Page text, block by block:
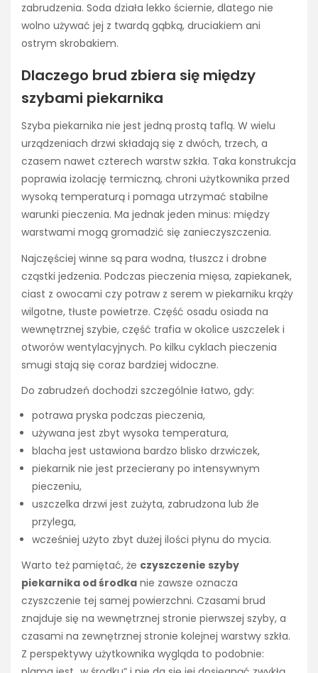
zabrudzenia. Soda działa lekko ściernie, dlatego nie
wolno używać jej z twardą gąbką, druciakiem ani
ostrym skrobakiem.
Dlaczego brud zbiera się między
szybami piekarnika
Szyba piekarnika nie jest jedną prostą taflą. W wielu
urządzeniach drzwi składają się z dwóch, trzech, a
czasem nawet czterech warstw szkła. Taka konstrukcja
poprawia izolację termiczną, chroni użytkownika przed
wysoką temperaturą i pomaga utrzymać stabilne
warunki pieczenia. Ma jednak jeden minus: między
warstwami mogą gromadzić się zanieczyszczenia.
Najczęściej winne są para wodna, tłuszcz i drobne
cząstki jedzenia. Podczas pieczenia mięsa, zapiekanek,
ciast z owocami czy potraw z serem w piekarniku krąży
wilgotne, tłuste powietrze. Część osadu osiada na
wewnętrznej szybie, część trafia w okolice uszczelek i
otworów wentylacyjnych. Po kilku cyklach pieczenia
smugi stają się coraz bardziej widoczne.
Do zabrudzeń dochodzi szczególnie łatwo, gdy:
potrawa pryska podczas pieczenia,
używana jest zbyt wysoka temperatura,
blacha jest ustawiona bardzo blisko drzwiczek,
piekarnik nie jest przecierany po intensywnym
pieczeniu,
uszczelka drzwi jest zużyta, zabrudzona lub źle
przylega,
wcześniej użyto zbyt dużej ilości płynu do mycia.
Warto też pamiętać, że czyszczenie szyby
piekarnika od środka nie zawsze oznacza
czyszczenie tej samej powierzchni. Czasami brud
znajduje się na wewnętrznej stronie pierwszej szyby, a
czasami na zewnętrznej stronie kolejnej warstwy szkła.
Z perspektywy użytkownika wygląda to podobnie: